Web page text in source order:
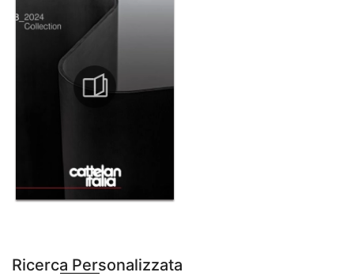
Ricerca Personalizzata